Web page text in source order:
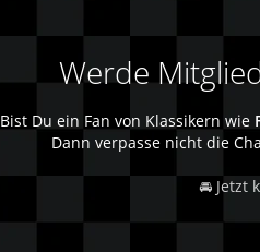
Werde
Bist Du ein Fan von Klassikern wie
Dann verpasse nicht die
🚘 Jetzt